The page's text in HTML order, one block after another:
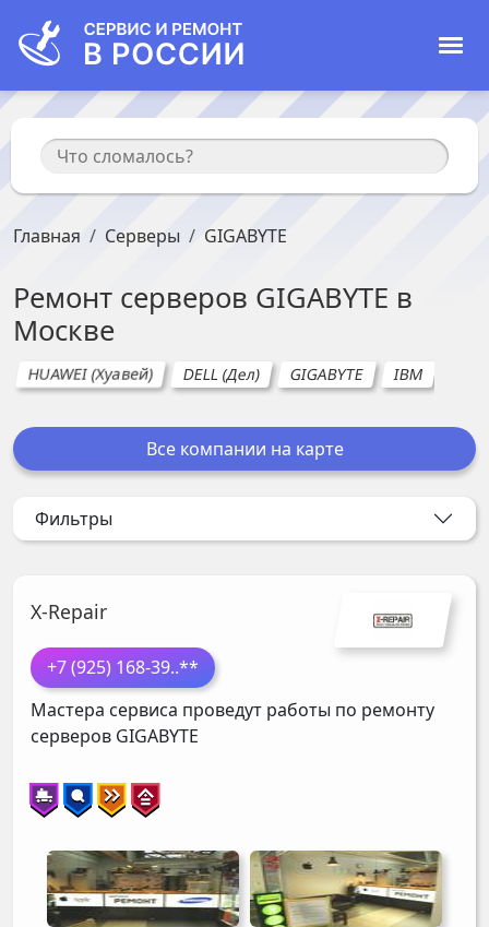
Главная Серверы GIGABYTE
Ремонт серверов GIGABYTE в
Москве
HUAWEI (Хуавей) DELL (Дел) GIGABYTE IBM
Все компании на карте
Фильтры
X-Repair
+7 (925) 168-39..**
Мастера сервиса проведут работы по ремонту
серверов GIGABYTE